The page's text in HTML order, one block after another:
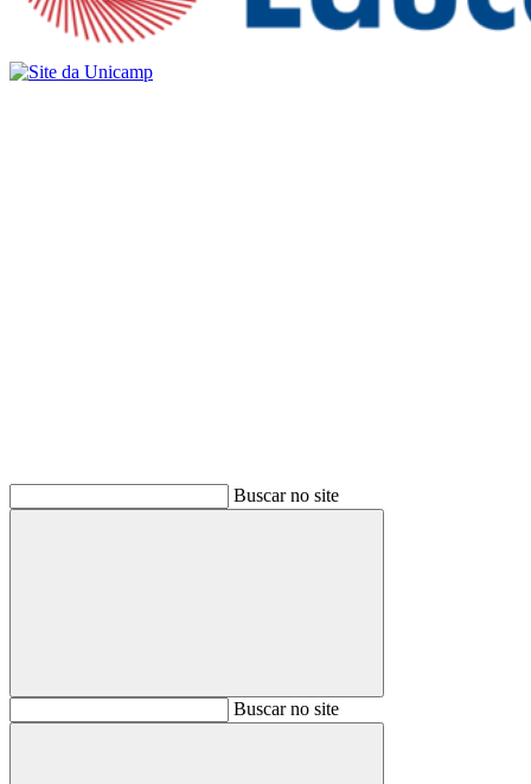
Buscar no site
BuscarBuscar no site